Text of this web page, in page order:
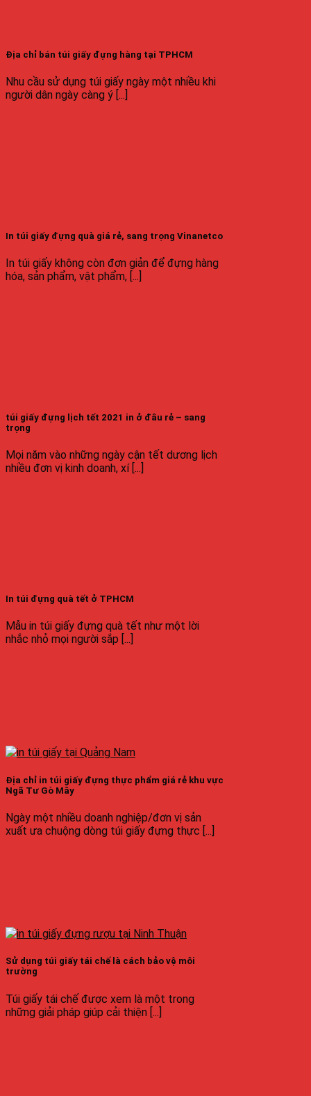
Địa chỉ bán túi giấy đựng hàng tại TPHCM
Nhu cầu sử dụng túi giấy ngày một nhiều khi
người dân ngày càng ý [...]
In túi giấy đựng quà giá rẻ, sang trọng Vinanetco
In túi giấy không còn đơn giản để đựng hàng
hóa, sản phẩm, vật phẩm, [...]
túi giấy đựng lịch tết 2021 in ở đâu rẻ – sang
trọng
Mọi năm vào những ngày cận tết dương lịch
nhiều đơn vị kinh doanh, xí [...]
In túi đựng quà tết ở TPHCM
Mẫu in túi giấy đựng quà tết như một lời
nhắc nhỏ mọi người sắp [...]
Địa chỉ in túi giấy đựng thực phẩm giá rẻ khu vực
Ngã Tư Gò Mây
Ngày một nhiều doanh nghiệp/đơn vị sản
xuất ưa chuộng dòng túi giấy đựng thực [...]
Sử dụng túi giấy tái chế là cách bảo vệ môi
trường
Túi giấy tái chế được xem là một trong
những giải pháp giúp cải thiện [...]